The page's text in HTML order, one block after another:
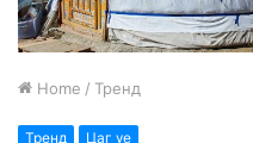
Home / Тренд
Тренд Цаг үе